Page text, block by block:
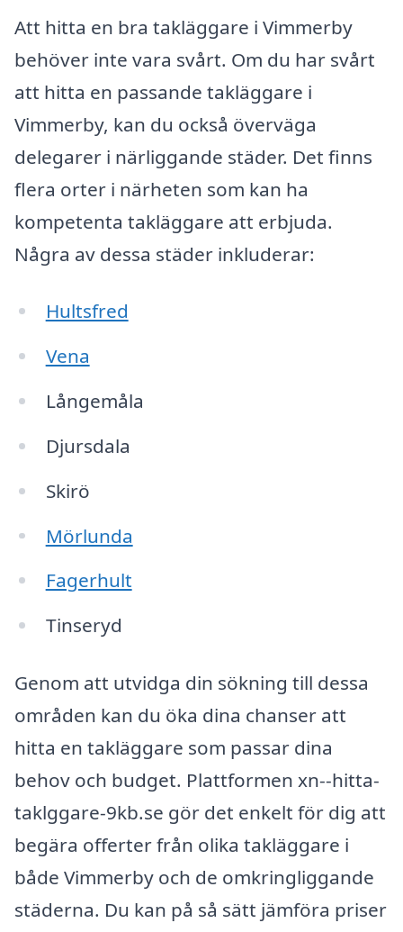
Att hitta en bra takläggare i Vimmerby
behöver inte vara svårt. Om du har svårt
att hitta en passande takläggare i
Vimmerby, kan du också överväga
delegarer i närliggande städer. Det finns
flera orter i närheten som kan ha
kompetenta takläggare att erbjuda.
Några av dessa städer inkluderar:
Hultsfred
Vena
Långemåla
Djursdala
Skirö
Mörlunda
Fagerhult
Tinseryd
Genom att utvidga din sökning till dessa
områden kan du öka dina chanser att
hitta en takläggare som passar dina
behov och budget. Plattformen xn--hitta-
taklggare-9kb.se gör det enkelt för dig att
begära offerter från olika takläggare i
både Vimmerby och de omkringliggande
städerna. Du kan på så sätt jämföra priser